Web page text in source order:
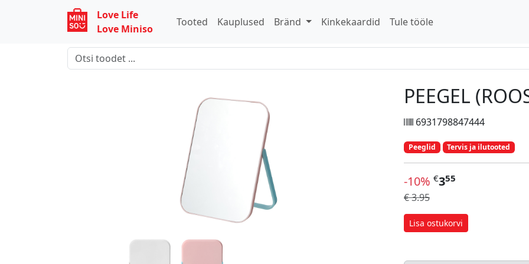
Love Life
Love Miniso
Tooted Kauplused Bränd Kinkekaardid Tule tööle
PEEGEL
6931798847444
Peeglid Tervis ja ilutooted
-10% €355
€ 3.95
Lisa ostukorvi